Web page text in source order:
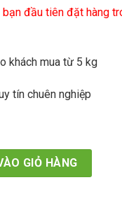
đầu tiên đặt hàng
khách mua từ 5 kg
tín chuên nghiệp
măng vầy đặc sản
GIỎ HÀNG